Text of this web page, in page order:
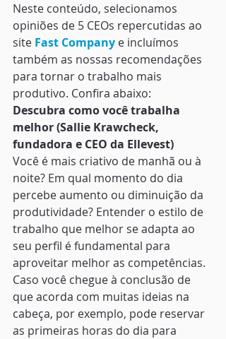
Neste conteúdo, selecionamos
opiniões de 5 CEOs repercutidas ao
site Fast Company e incluímos
também as nossas recomendações
para tornar o trabalho mais
produtivo. Confira abaixo:
Descubra como você trabalha
melhor (Sallie Krawcheck,
fundadora e CEO da Ellevest)
Você é mais criativo de manhã ou à
noite? Em qual momento do dia
percebe aumento ou diminuição da
produtividade? Entender o estilo de
trabalho que melhor se adapta ao
seu perfil é fundamental para
aproveitar melhor as competências.
Caso você chegue à conclusão de
que acorda com muitas ideias na
cabeça, por exemplo, pode reservar
as primeiras horas do dia para